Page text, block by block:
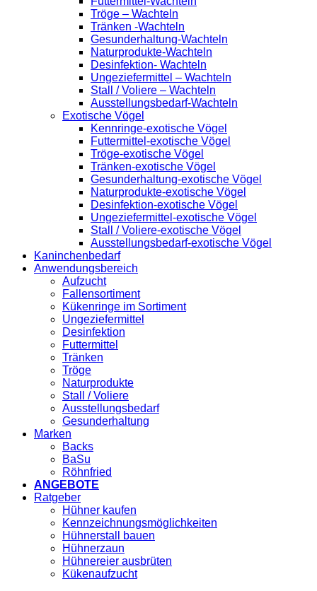
Tröge – Wachteln
Tränken -Wachteln
Gesunderhaltung-Wachteln
Naturprodukte-Wachteln
Desinfektion- Wachteln
Ungeziefermittel – Wachteln
Stall / Voliere – Wachteln
Ausstellungsbedarf-Wachteln
Exotische Vögel
Kennringe-exotische Vögel
Futtermittel-exotische Vögel
Tröge-exotische Vögel
Tränken-exotische Vögel
Gesunderhaltung-exotische Vögel
Naturprodukte-exotische Vögel
Desinfektion-exotische Vögel
Ungeziefermittel-exotische Vögel
Stall / Voliere-exotische Vögel
Ausstellungsbedarf-exotische Vögel
Kaninchenbedarf
Anwendungsbereich
Aufzucht
Fallensortiment
Kükenringe im Sortiment
Ungeziefermittel
Desinfektion
Futtermittel
Tränken
Tröge
Naturprodukte
Stall / Voliere
Ausstellungsbedarf
Gesunderhaltung
Marken
Backs
BaSu
Röhnfried
ANGEBOTE
Ratgeber
Hühner kaufen
Kennzeichnungsmöglichkeiten
Hühnerstall bauen
Hühnerzaun
Hühnereier ausbrüten
Kükenaufzucht